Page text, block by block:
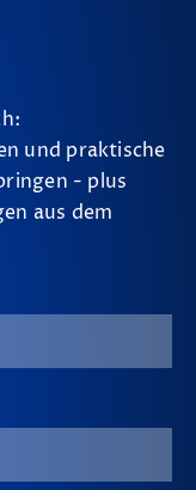
und praktische
- plus
aus dem